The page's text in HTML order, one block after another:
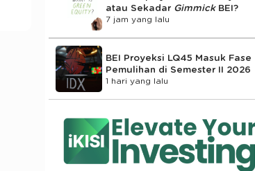
atau Sekadar Gimmick BEI?
7 jam yang lalu
BEI Proyeksi LQ45 Masuk Fase
Pemulihan di Semester II 2026
1 hari yang lalu